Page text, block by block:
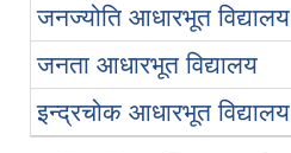
जनज्योति आधारभूत विद्यालय
जनता आधारभूत विद्यालय
इन्द्रचोक आधारभूत विद्यालय